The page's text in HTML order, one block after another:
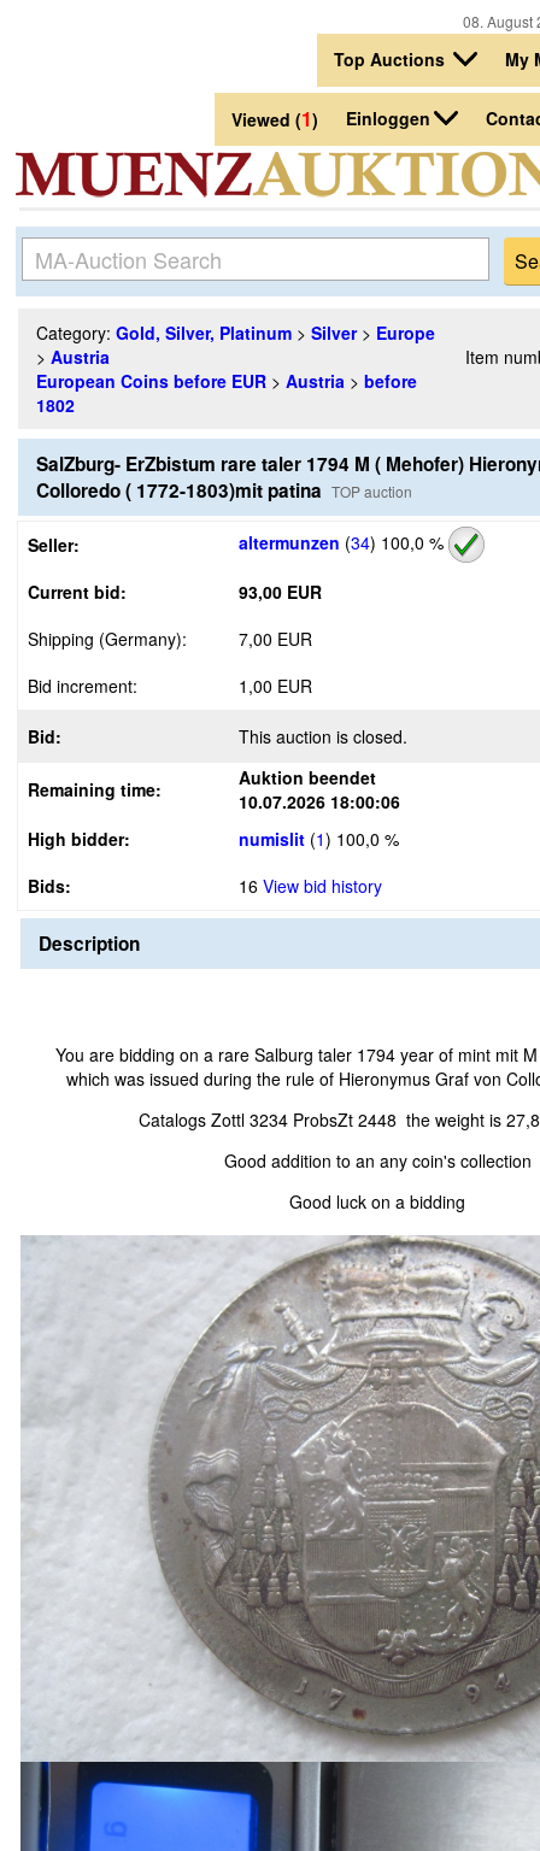
08.
Top Auctions My
Viewed (1) Einloggen
Category: Gold, Silver, Platinum > Silver> Europe
> Austria
European Coins before EUR > Austria > before
1802
Item
SalZburg- ErZbistum rare taler 1794 M ( Mehofer)
Colloredo ( 1772-1803)mit patina TOP auction
Seller: altermunzen (34) 100,0 %
Current bid:
93,00 EUR
Shipping (Germany):
7,00 EUR
Bid increment:
1,00 EUR
Bid: This auction is closed.
Remaining time:
Auktion beendet
10.07.2026 18:00:06
High bidder:
numislit (1) 100,0 %
Bids:
16 View bid history
Description
You are bidding on a rare Salburg taler 1794 year of mint mit
which was issued during the rule of Hieronymus Graf von
Catalogs Zottl 3234 ProbsZt 2448 the weight is
Good addition to an any coin's collection
Good luck on a bidding